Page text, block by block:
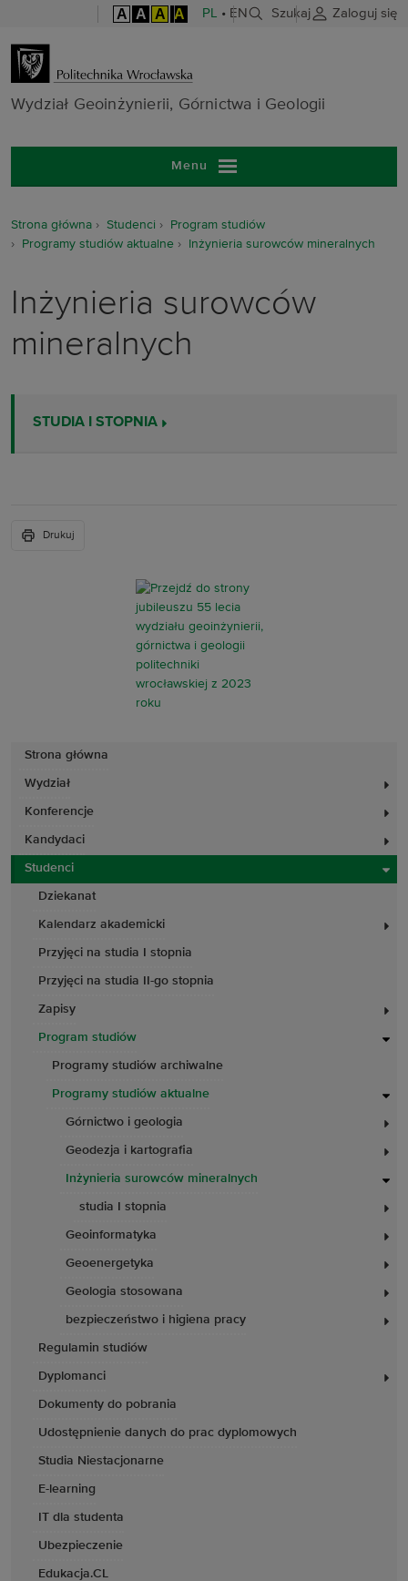
A A A A PL • EN Szukaj Zaloguj się
Wydział
Wydział Geoinżynierii, Górnictwa i Geologii
Menu
Strona główna
Wydział
Konferencje
Kandydaci
Studenci
Dziekanat
Kalendarz akademicki
Przyjęci na studia I stopnia
Przyjęci na studia II-go stopnia
Zapisy
Program studiów
Programy studiów archiwalne
Programy studiów aktualne
Górnictwo i geologia
Geodezja i kartografia
Inżynieria surowców mineralnych
studia I stopnia
Geoinformatyka
Geoenergetyka
Geologia stosowana
bezpieczeństwo i higiena pracy
Regulamin studiów
Dyplomanci
Dokumenty do pobrania
Udostępnienie danych do prac dyplomowych
Studia Niestacjonarne
E-learning
IT dla studenta
Ubezpieczenie
Edukacja.CL
Strona główna Studenci
Program studiów
Programy studiów aktualne
Inżynieria surowców mineralnych
Inżynieria surowców
mineralnych
STUDIA I STOPNIA
Drukuj